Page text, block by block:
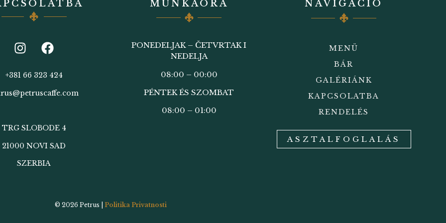
+381 66 323 424
TRG SLOBODE 4
21000 NOVI SAD
SZERBIA
MUNKAÓRA
PONEDELJAK – ČETVRTAK I
NEDELJA
08:00 – 00:00
PÉNTEK ÉS SZOMBAT
08:00 – 01:00
NAVIGÁCIÓ
MENÜ
BÁR
GALÉRIÁNK
KAPCSOLATBA
RENDELÉS
ASZTALFOGLALÁS
© 2026 Petrus | Politika Privatnosti